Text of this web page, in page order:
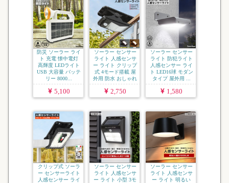
防災 ソーラー ライ
ト 充電 懐中電灯
高輝度 LEDライト
USB 大容量 バッテ
リー 8000...
5,100
ソーラー センサー
ライト 人感センサ
ー ライト クリップ
式 4モード搭載 屋
外用 防水 おしゃれ
...
2,750
ソーラー センサー
ライト 防犯ライト
人感センサー ライ
ト LED16球 モダン
タイプ 屋外用 ...
1,580
クリップ式 ソーラ
ー センサーライト
人感センサー ライ
ソーラー センサー
ライト 人感センサ
ー ライト 小型 3モ
ソーラー センサー
ライト 人感センサ
ー ライト 明るい